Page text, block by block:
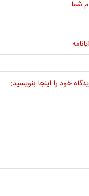
شما
خود را اینجا بنویسید: